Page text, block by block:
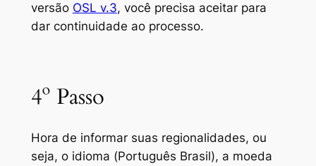
versão OSL v.3, você precisa aceitar para
dar continuidade ao processo.
4º Passo
Hora de informar suas regionalidades, ou
seja, o idioma (Português Brasil), a moeda